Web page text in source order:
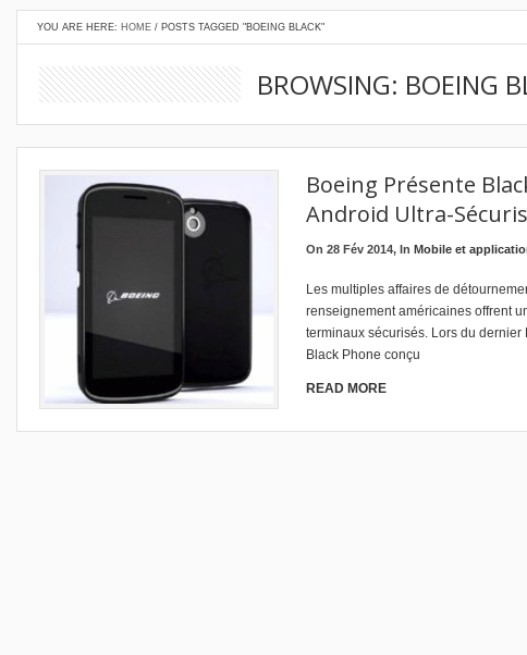
YOU ARE HERE: HOME / POSTS TAGGED "BOEING BLACK"
BROWSING: BOEING
Boeing Présente
Android Ultra-
On 28 Fév 2014, In Mobile et
Les multiples affaires de
renseignement américaines offrent
terminaux sécurisés. Lors du
Black Phone conçu
READ MORE